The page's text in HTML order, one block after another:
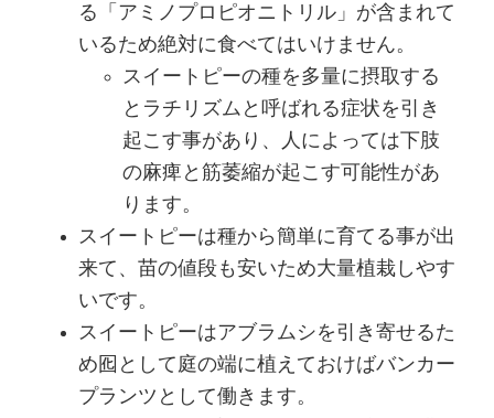
る「アミノプロピオニトリル」が含まれて
いるため絶対に食べてはいけません。
スイートピーの種を多量に摂取する
とラチリズムと呼ばれる症状を引き
起こす事があり、人によっては下肢
の麻痺と筋萎縮が起こす可能性があ
ります。
スイートピーは種から簡単に育てる事が出
来て、苗の値段も安いため大量植栽しやす
いです。
スイートピーはアブラムシを引き寄せるた
め囮として庭の端に植えておけばバンカー
プランツとして働きます。